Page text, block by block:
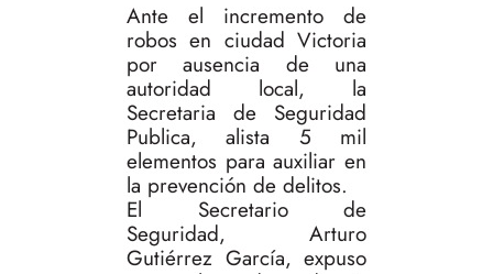
Ante el incremento de
robos en ciudad Victoria
por ausencia de una
autoridad local, la
Secretaria de Seguridad
Publica, alista 5 mil
elementos para auxiliar en
la prevención de delitos.
El Secretario de
Seguridad, Arturo
Gutiérrez García, expuso